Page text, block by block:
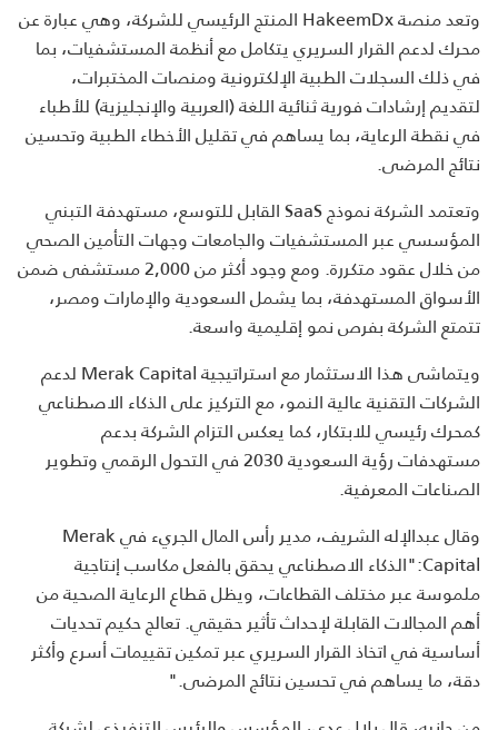
وتعد منصة HakeemDx المنتج الرئيسي للشركة، وهي عبارة عن
محرك لدعم القرار السريري يتكامل مع أنظمة المستشفيات، بما
في ذلك السجلات الطبية الإلكترونية ومنصات المختبرات،
لتقديم إرشادات فورية ثنائية اللغة (العربية والإنجليزية) للأطباء
في نقطة الرعاية، بما يساهم في تقليل الأخطاء الطبية وتحسين
نتائج المرضى.
وتعتمد الشركة نموذج SaaS القابل للتوسع، مستهدفة التبني
المؤسسي عبر المستشفيات والجامعات وجهات التأمين الصحي
من خلال عقود متكررة. ومع وجود أكثر من 2,000 مستشفى ضمن
الأسواق المستهدفة، بما يشمل السعودية والإمارات ومصر،
تتمتع الشركة بفرص نمو إقليمية واسعة.
ويتماشى هذا الاستثمار مع استراتيجية Merak Capital لدعم
الشركات التقنية عالية النمو، مع التركيز على الذكاء الاصطناعي
كمحرك رئيسي للابتكار، كما يعكس التزام الشركة بدعم
مستهدفات رؤية السعودية 2030 في التحول الرقمي وتطوير
الصناعات المعرفية.
وقال عبدالإله الشريف، مدير رأس المال الجريء في Merak
Capital:"الذكاء الاصطناعي يحقق بالفعل مكاسب إنتاجية
ملموسة عبر مختلف القطاعات، ويظل قطاع الرعاية الصحية من
أهم المجالات القابلة لإحداث تأثير حقيقي. تعالج حكيم تحديات
أساسية في اتخاذ القرار السريري عبر تمكين تقييمات أسرع وأكثر
دقة، ما يساهم في تحسين نتائج المرضى."